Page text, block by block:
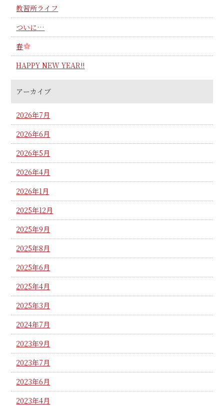
教習所ライフ
ついに…
春
HAPPY NEW YEAR!!
アーカイブ
2026年7月
2026年6月
2026年5月
2026年4月
2026年1月
2025年12月
2025年9月
2025年8月
2025年6月
2025年4月
2025年3月
2024年7月
2023年9月
2023年7月
2023年6月
2023年4月